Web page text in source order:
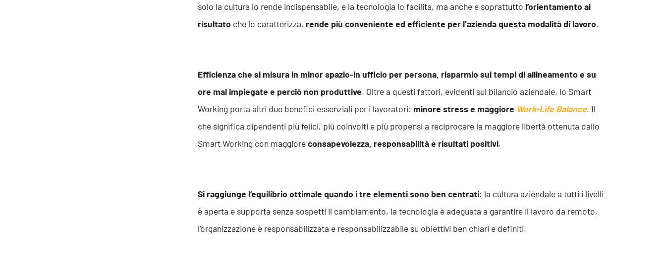
Formazione Contatti
solo la cultura lo rende indispensabile, e la tecnologia lo facilita, ma anche e soprattutto l’orientamento al
risultato che lo caratterizza, rende più conveniente ed efficiente per l’azienda questa modalità di lavoro.
Efficienza che si misura in minor spazio-in ufficio per persona, risparmio sui tempi di allineamento e su
ore mal impiegate e perciò non produttive. Oltre a questi fattori, evidenti sul bilancio aziendale, lo Smart
Working porta altri due benefici essenziali per i lavoratori: minore stress e maggiore Work-Life Balance. Il
che significa dipendenti più felici, più coinvolti e più propensi a reciprocare la maggiore libertà ottenuta dallo
Smart Working con maggioreconsapevolezza, responsabilità e risultati positivi.
Si raggiunge l’equilibrio ottimale quando i tre elementi sono ben centrati: la cultura aziendale a tutti i livelli
è aperta e supporta senza sospetti il cambiamento, la tecnologia è adeguata a garantire il lavoro da remoto,
l’organizzazione è responsabilizzata e responsabilizzabile su obiettivi ben chiari e definiti.